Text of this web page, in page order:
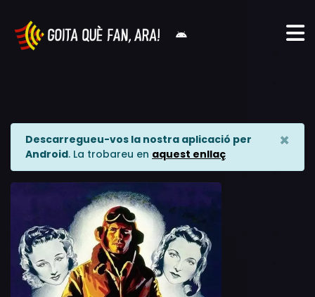
Descarregueu-vos la nostra aplicació per
Android. La trobareu en aquest enllaç
×